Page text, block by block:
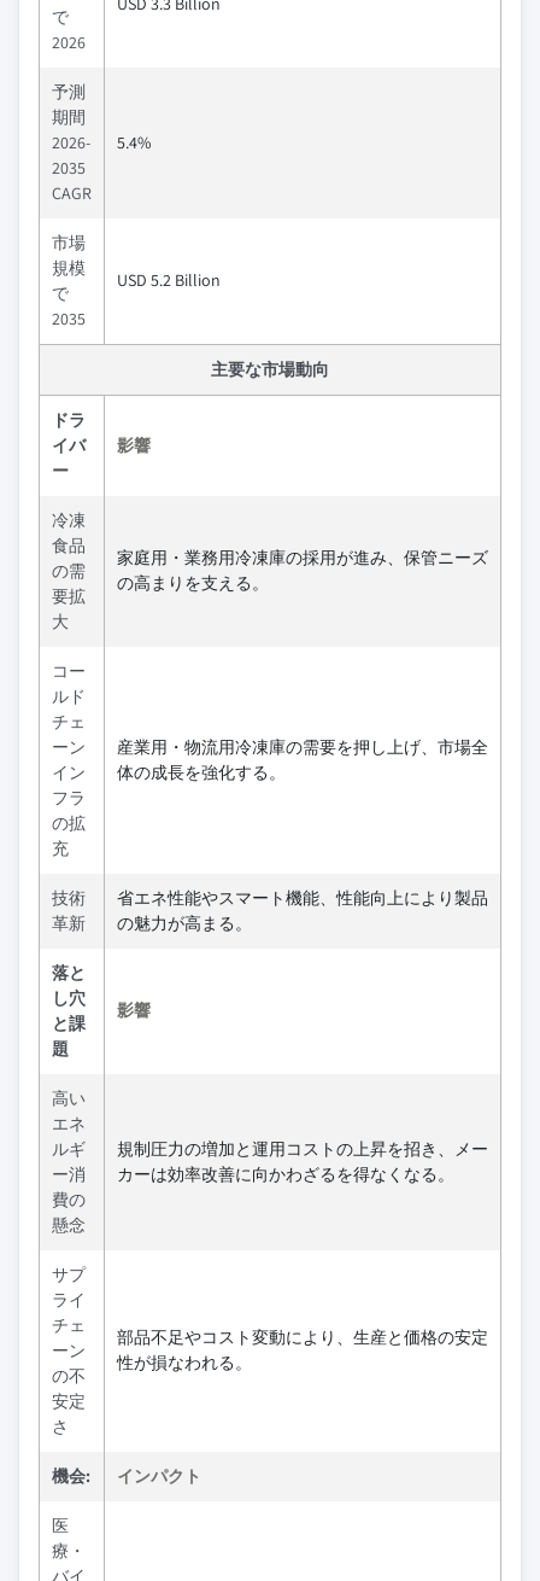
で
2026
予測
期間
2026-
2035
CAGR
5.4%
市場
規模
で
2035
USD 5.2 Billion
主要な市場動向
ドラ
イバ
ー
影響
冷凍
食品
の需
要拡
大
家庭用・業務用冷凍庫の採用が進み、保管ニーズ
の高まりを支える。
コー
ルド
チェ
ーン
イン
フラ
の拡
充
産業用・物流用冷凍庫の需要を押し上げ、市場全
体の成長を強化する。
技術
革新
省エネ性能やスマート機能、性能向上により製品
の魅力が高まる。
落と
し穴
と課
題
影響
高い
エネ
ルギ
ー消
費の
懸念
規制圧力の増加と運用コストの上昇を招き、メー
カーは効率改善に向かわざるを得なくなる。
サプ
ライ
チェ
ーン
の不
安定
さ
部品不足やコスト変動により、生産と価格の安定
性が損なわれる。
機会: インパクト
医
療・
バイ